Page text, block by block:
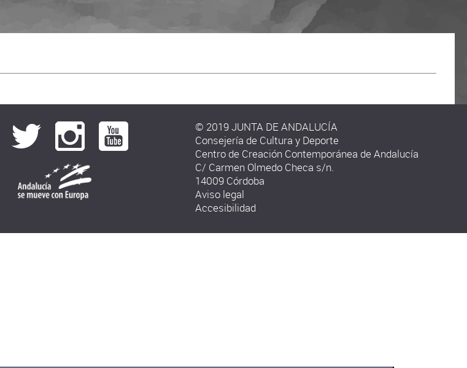
© 2019 JUNTA DE ANDALUCÍA
Consejería de Cultura y Deporte
Centro de Creación Contemporánea de Andalucía
C/ Carmen Olmedo Checa s/n.
14009 Córdoba
Aviso legal
Accesibilidad